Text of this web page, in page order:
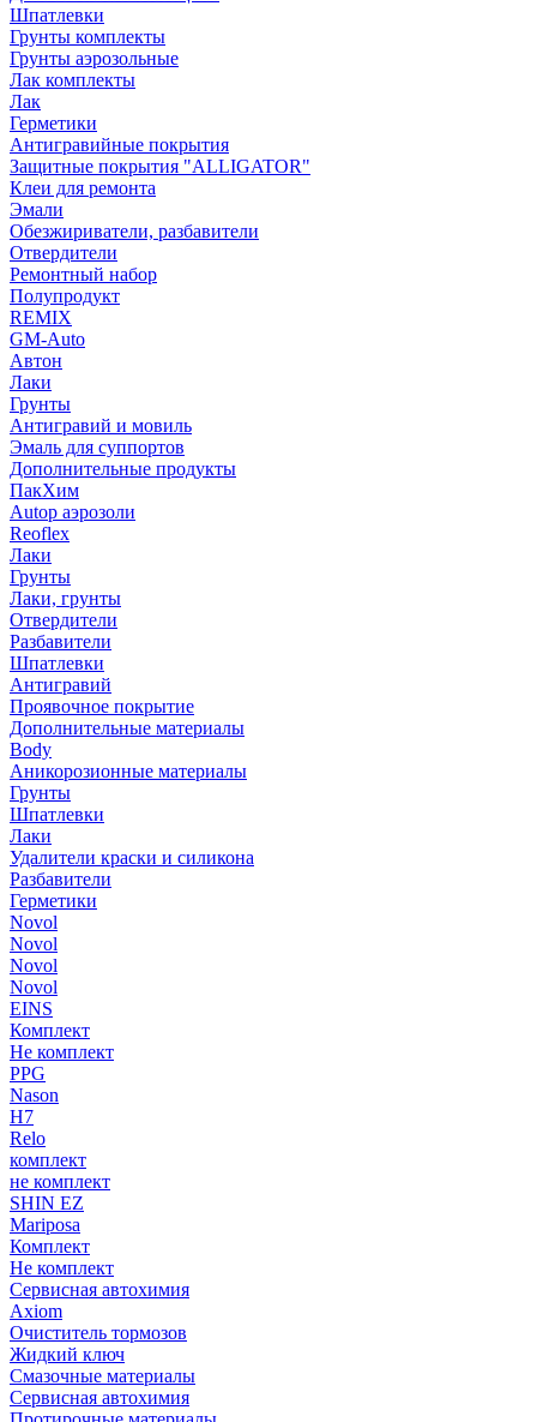
Шпатлевки
Грунты комплекты
Грунты аэрозольные
Лак комплекты
Лак
Герметики
Антигравийные покрытия
Защитные покрытия "ALLIGATOR"
Клеи для ремонта
Эмали
Обезжириватели, разбавители
Отвердители
Ремонтный набор
Полупродукт
REMIX
GM-Auto
Автон
Лаки
Грунты
Антигравий и мовиль
Эмаль для суппортов
Дополнительные продукты
ПакХим
Autop аэрозоли
Reoflex
Лаки
Грунты
Лаки, грунты
Отвердители
Разбавители
Шпатлевки
Антигравий
Проявочное покрытие
Дополнительные материалы
Body
Аникорозионные материалы
Грунты
Шпатлевки
Лаки
Удалители краски и силикона
Разбавители
Герметики
Novol
Novol
Novol
Novol
EINS
Комплект
Не комплект
PPG
Nason
H7
Relo
комплект
не комплект
SHIN EZ
Mariposa
Комплект
Не комплект
Сервисная автохимия
Axiom
Очиститель тормозов
Жидкий ключ
Смазочные материалы
Сервисная автохимия